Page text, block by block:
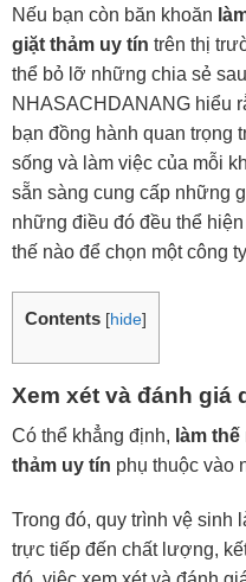
Nếu bạn còn băn khoăn
giặt thảm uy tín trên thị
thể bỏ lỡ những chia sẻ
NHASACHDANANG hiểu
bạn đồng hành quan trọng
sống và làm việc của mỗi
sẵn sàng cung cấp những
những điều đó đều thể
thế nào để chọn một công
Contents [hide]
Xem xét và đánh giá
Có thể khẳng định, làm
thảm uy tín phụ thuộc vào
Trong đó, quy trình vệ sinh
trực tiếp đến chất lượng,